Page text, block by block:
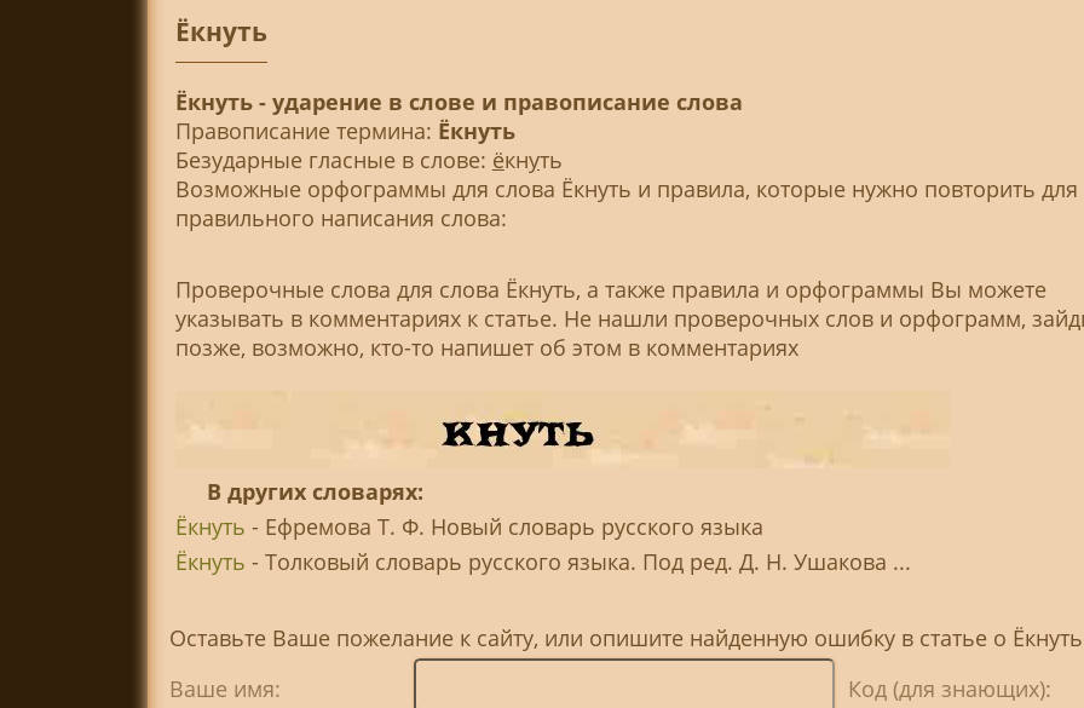
Ёкнуть
Ёкнуть - ударение в слове и правописание слова
Правописание термина: Ёкнуть
Безударные гласные в слове: ёкнуть
Возможные орфограммы для слова Ёкнуть и правила, которые нужно повторить для
правильного написания слова:
Проверочные слова для слова Ёкнуть, а также правила и орфограммы Вы можете
указывать в комментариях к статье. Не нашли проверочных слов и орфограмм,
позже, возможно, кто-то напишет об этом в комментариях
В других словарях:
Ёкнуть - Ефремова Т. Ф. Новый словарь русского языка
Ёкнуть - Толковый словарь русского языка. Под ред. Д. Н. Ушакова ...
Оставьте Ваше пожелание к сайту, или опишите найденную ошибку в статье о Ёкнуть
Ваше имя:
Код (для знающих):